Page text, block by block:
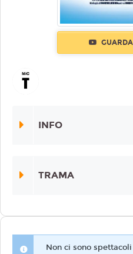
INFO
TRAMA
Non ci sono